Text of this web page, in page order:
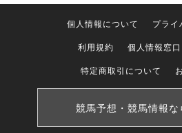
個人情報について
プライ
利用規約
個人情報窓口
特定商取引について
競馬予想・競馬情報な